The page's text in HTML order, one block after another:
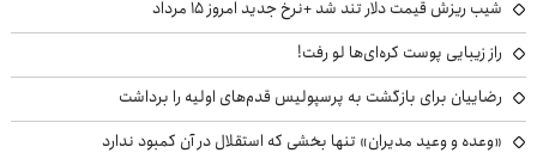
شیب ریزش قیمت دلار تند شد +نرخ جدید امروز ۱۵ مرداد
راز زیبایی پوست کره‌ای‌ها لو رفت!
رضاییان برای بازگشت به پرسپولیس قدم‌های اولیه را برداشت
«وعده و وعید مدیران» تنها بخشی که استقلال در آن کمبود ندارد